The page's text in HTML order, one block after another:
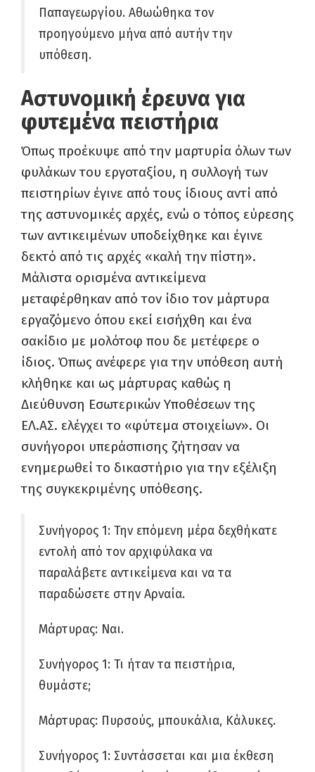
Παπαγεωργίου. Αθωώθηκα τον
προηγούμενο μήνα από αυτήν την
υπόθεση.
Αστυνομική έρευνα για
φυτεμένα πειστήρια
Όπως προέκυψε από την μαρτυρία όλων των
φυλάκων του εργοταξίου, η συλλογή των
πειστηρίων έγινε από τους ίδιους αντί από
της αστυνομικές αρχές, ενώ ο τόπος εύρεσης
των αντικειμένων υποδείχθηκε και έγινε
δεκτό από τις αρχές «καλή την πίστη».
Μάλιστα ορισμένα αντικείμενα
μεταφέρθηκαν από τον ίδιο τον μάρτυρα
εργαζόμενο όπου εκεί εισήχθη και ένα
σακίδιο με μολότοφ που δε μετέφερε ο
ίδιος. Όπως ανέφερε για την υπόθεση αυτή
κλήθηκε και ως μάρτυρας καθώς η
Διεύθυνση Εσωτερικών Υποθέσεων της
ΕΛ.ΑΣ. ελέγχει το «φύτεμα στοιχείων». Οι
συνήγοροι υπεράσπισης ζήτησαν να
ενημερωθεί το δικαστήριο για την εξέλιξη
της συγκεκριμένης υπόθεσης.
Συνήγορος 1: Την επόμενη μέρα δεχθήκατε
εντολή από τον αρχιφύλακα να
παραλάβετε αντικείμενα και να τα
παραδώσετε στην Αρναία.
Μάρτυρας: Ναι.
Συνήγορος 1: Τι ήταν τα πειστήρια,
θυμάστε;
Μάρτυρας: Πυρσούς, μπουκάλια, Κάλυκες.
Συνήγορος 1: Συντάσσεται και μια έκθεση